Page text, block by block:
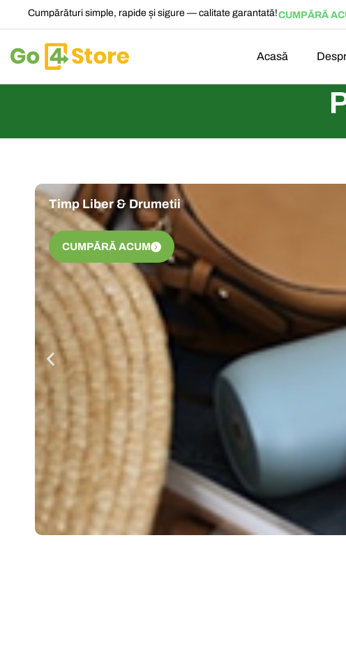
Cumpărături simple, rapide și sigure — calitate garantată!CUMPĂRĂ
Acasă
Timp Liber & Drumetii
CUMPĂRĂ ACUM